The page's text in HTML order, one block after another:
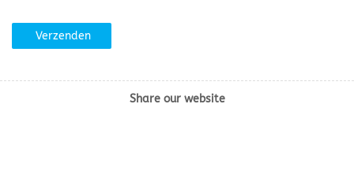
Verzenden
Share our website